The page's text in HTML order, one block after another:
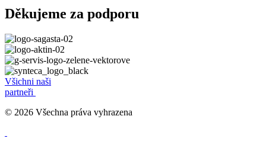
Děkujeme za podporu
Všichni naši
partneři
© 2026 Všechna práva vyhrazena